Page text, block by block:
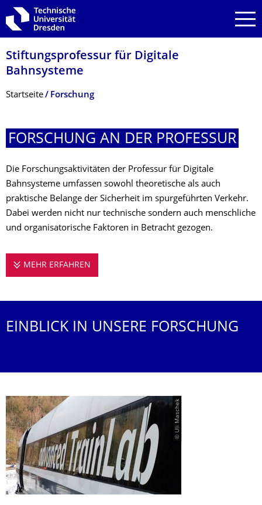
Zur Hauptnavigation springen
Zur Suche springen
Zum Inhalt springen
Stiftungsprofessur für Digitale
Bahnsysteme
Breadcrumb-Menü
Startseite Forschung
FORSCHUNG AN DER PROFESSUR
Die Forschungsaktivitäten der Professur für Digitale
Bahnsysteme umfassen sowohl theoretische als auch
praktische Belange der Sicherheit im spurgeführten Verkehr.
Dabei werden nicht nur technische sondern auch menschliche
und organisatorische Faktoren in Betracht gezogen.
MEHR ERFAHREN
EINBLICK IN UNSERE FORSCHUNG
© Uli Maschek